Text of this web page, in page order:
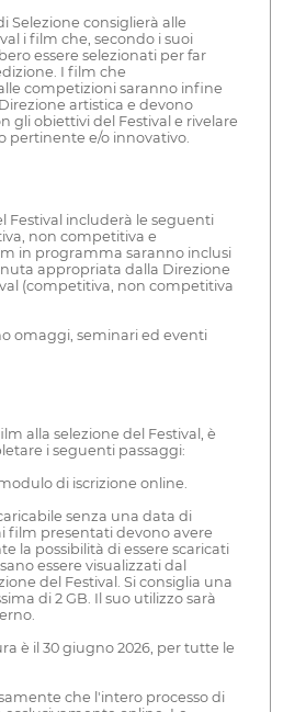
Selezione consiglierà alle
i film che, secondo i suoi
essere selezionati per far
I film che
competizioni saranno infine
artistica e devono
gli obiettivi del Festival e rivelare
pertinente e/o innovativo.
Festival includerà le seguenti
non competitiva e
in programma saranno inclusi
appropriata dalla Direzione
(competitiva, non competitiva
omaggi, seminari ed eventi
alla selezione del Festival, è
i seguenti passaggi:
di iscrizione online.
senza una data di
film presentati devono avere
la possibilità di essere scaricati
essere visualizzati dal
del Festival. Si consiglia una
di 2 GB. Il suo utilizzo sarà
è il 30 giugno 2026, per tutte le
che l'intero processo di